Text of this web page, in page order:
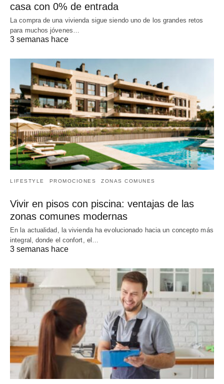
casa con 0% de entrada
La compra de una vivienda sigue siendo uno de los grandes retos
para muchos jóvenes…
3 semanas hace
LIFESTYLE PROMOCIONES ZONAS COMUNES
Vivir en pisos con piscina: ventajas de las
zonas comunes modernas
En la actualidad, la vivienda ha evolucionado hacia un concepto más
integral, donde el confort, el…
3 semanas hace